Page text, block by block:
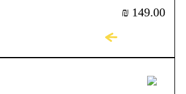
₪ 149.00